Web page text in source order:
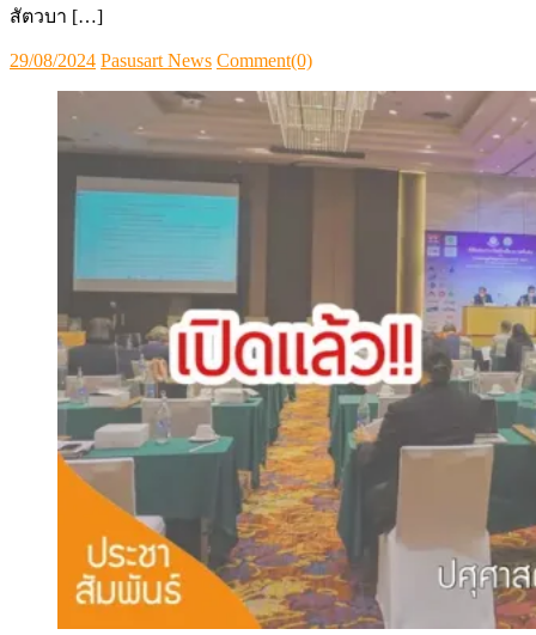
สัตวบา […]
Posted
29/08/2024 Author
Pasusart News Comment(0)